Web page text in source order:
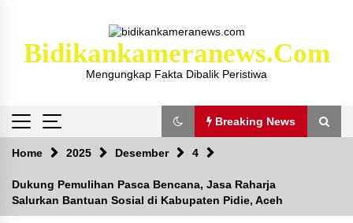
Bidikankameranews.com
Mengungkap Fakta Dibalik Peristiwa
Breaking News
Breaking News
Kejaksaan KSB Mulai Lidik Mafia Tanah Desa
Sekongkang Bawah
Home 2025 Desember 4
Dukung Pemulihan Pasca Bencana, Jasa Raharja
Salurkan Bantuan Sosial di Kabupaten Pidie, Aceh